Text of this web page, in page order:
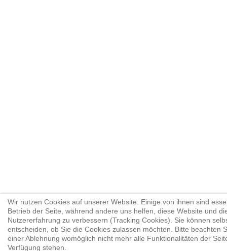
Wir nutzen Cookies auf unserer Website. Einige von ihnen sind
Betrieb der Seite, während andere uns helfen, diese Website und
Nutzererfahrung zu verbessern (Tracking Cookies). Sie können
entscheiden, ob Sie die Cookies zulassen möchten. Bitte beachten
einer Ablehnung womöglich nicht mehr alle Funktionalitäten der
Verfügung stehen.